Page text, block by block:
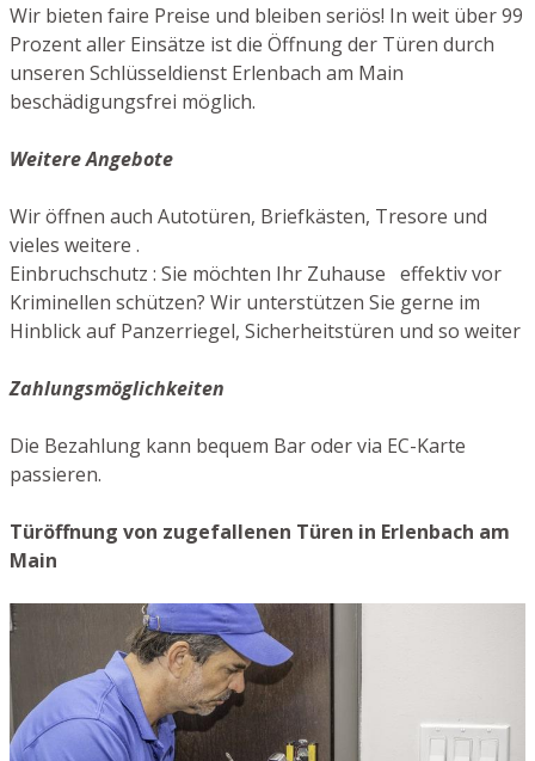
Wir bieten faire Preise und bleiben seriös! In weit über 99
Prozent aller Einsätze ist die Öffnung der Türen durch
unseren Schlüsseldienst Erlenbach am Main
beschädigungsfrei möglich.
Weitere Angebote
Wir öffnen auch Autotüren, Briefkästen, Tresore und
vieles weitere .
Einbruchschutz : Sie möchten Ihr Zuhause effektiv vor
Kriminellen schützen? Wir unterstützen Sie gerne im
Hinblick auf Panzerriegel, Sicherheitstüren und so weiter
Zahlungsmöglichkeiten
Die Bezahlung kann bequem Bar oder via EC-Karte
passieren.
Türöffnung von zugefallenen Türen in Erlenbach am
Main